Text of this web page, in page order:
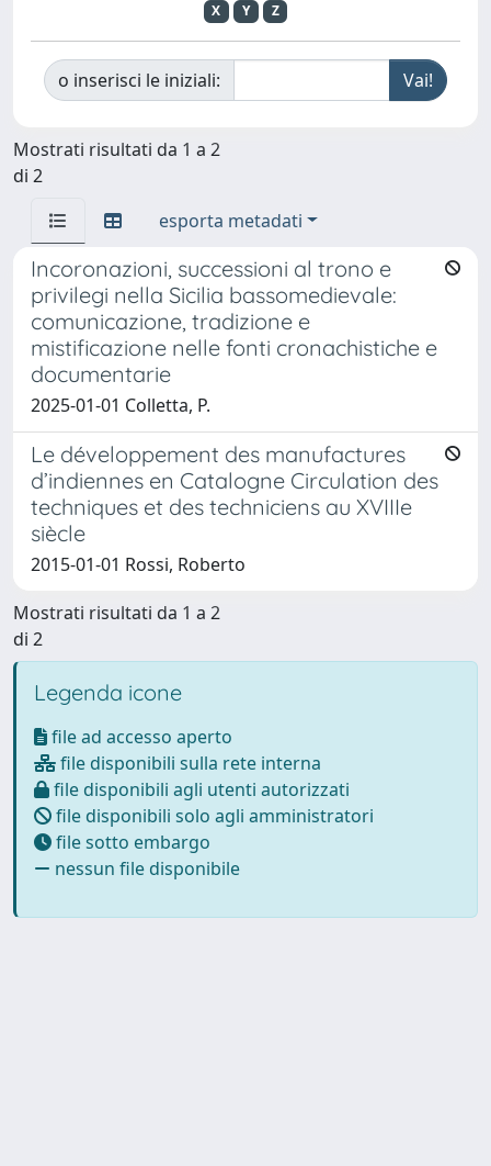
X
Y Z
o inserisci le iniziali:
Mostrati risultati da 1 a 2
di 2
esporta metadati
Incoronazioni, successioni al trono e
privilegi nella Sicilia bassomedievale:
comunicazione, tradizione e
mistificazione nelle fonti cronachistiche e
documentarie
2025-01-01 Colletta, P.
Le développement des manufactures
d’indiennes en Catalogne Circulation des
techniques et des techniciens au XVIIIe
siècle
2015-01-01 Rossi, Roberto
Mostrati risultati da 1 a 2
di 2
Legenda icone
file ad accesso aperto
file disponibili sulla rete interna
file disponibili agli utenti autorizzati
file disponibili solo agli amministratori
file sotto embargo
nessun file disponibile